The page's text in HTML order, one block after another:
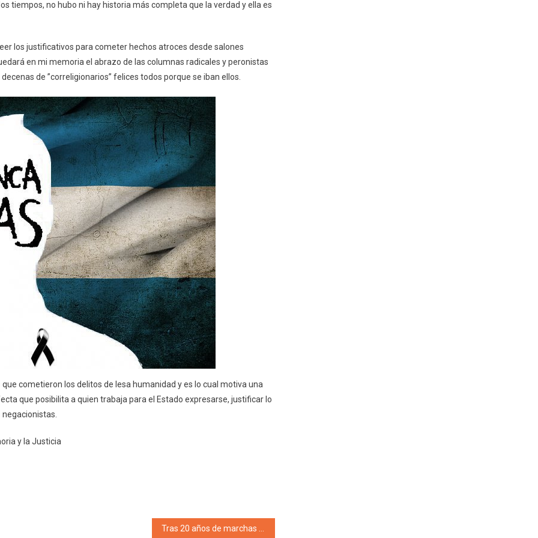
tiempos, no hubo ni hay historia más completa que la verdad y ella es
los justificativos para cometer hechos atroces desde salones
en mi memoria el abrazo de las columnas radicales y peronistas
de ”correligionarios” felices todos porque se iban ellos.
cometieron los delitos de lesa humanidad y es lo cual motiva una
que posibilita a quien trabaja para el Estado expresarse, justificar lo
y la Justicia